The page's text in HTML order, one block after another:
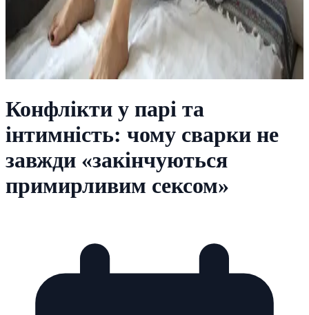
Конфлікти у парі та
інтимність: чому сварки не
завжди «закінчуються
примирливим сексом»